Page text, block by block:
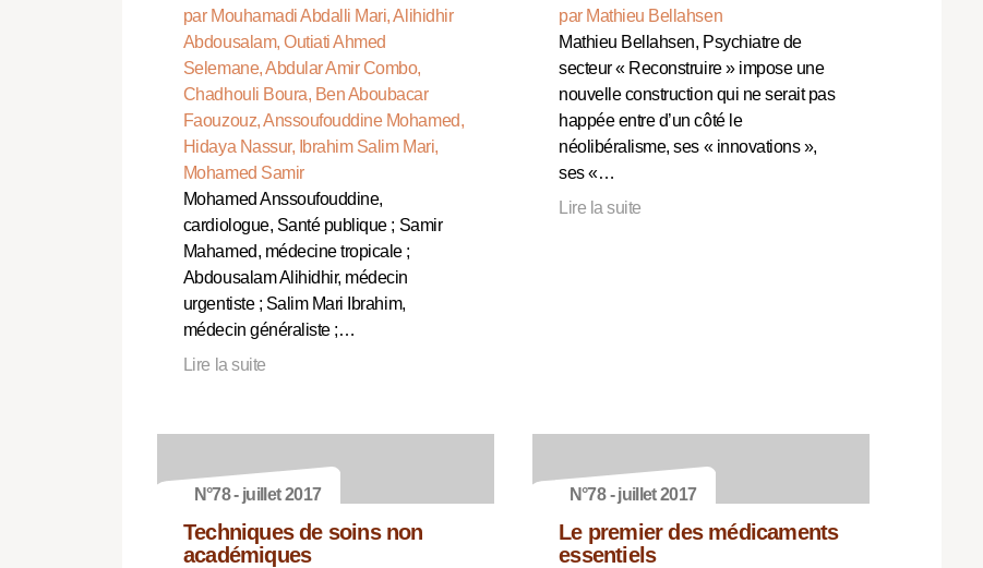
par Mouhamadi Abdalli Mari, Alihidhir
Abdousalam, Outiati Ahmed
Selemane, Abdular Amir Combo,
Chadhouli Boura, Ben Aboubacar
Faouzouz, Anssoufouddine Mohamed,
Hidaya Nassur, Ibrahim Salim Mari,
Mohamed Samir
Mohamed Anssoufouddine,
cardiologue, Santé publique ; Samir
Mahamed, médecine tropicale ;
Abdousalam Alihidhir, médecin
urgentiste ; Salim Mari Ibrahim,
médecin généraliste ;…
Lire la suite
par Mathieu Bellahsen
Mathieu Bellahsen, Psychiatre de
secteur « Reconstruire » impose une
nouvelle construction qui ne serait pas
happée entre d’un côté le
néolibéralisme, ses « innovations »,
ses «…
Lire la suite
N°78 - juillet 2017
Techniques de soins non
académiques
N°78 - juillet 2017
Le premier des médicaments
essentiels